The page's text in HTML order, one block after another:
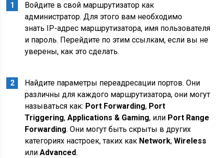
Войдите в свой маршрутизатор как
администратор. Для этого вам необходимо
знать IP-адрес маршрутизатора, имя пользователя
и пароль. Перейдите по этим ссылкам, если вы не
уверены, как это сделать.
Найдите параметры переадресации портов. Они
различны для каждого маршрутизатора, они могут
называться как: Port Forwarding, Port
Triggering,Applications & Gaming, или Port Range
Forwarding. Они могут быть скрыты в других
категориях настроек, таких как Network,Wireless
илиAdvanced.